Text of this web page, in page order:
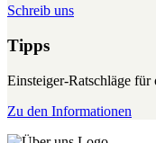
Schreib uns
Tipps
Einsteiger-Ratschläge
Zu den Informationen